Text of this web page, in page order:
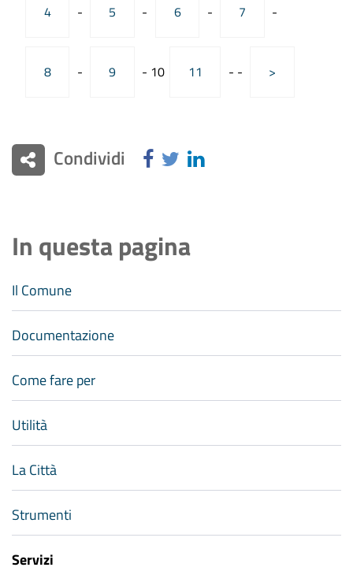
4 - 5 - 6 - 7 -
8 - 9 - 10 11 - - >
Condividi
In questa pagina
Il Comune
Documentazione
Come fare per
Utilità
La Città
Strumenti
Servizi